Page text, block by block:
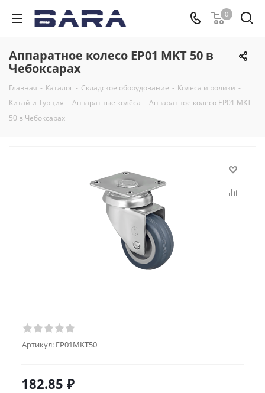
0
Аппаратное колесо EP01 MKT 50 в
Чебоксарах
Главная - Каталог - Складское оборудование - Колёса и ролики -
Китай и Турция - Аппаратные колёса - Аппаратное колесо EP01 MKT
50 в Чебоксарах
Артикул: EP01MKT50
182.85 ₽